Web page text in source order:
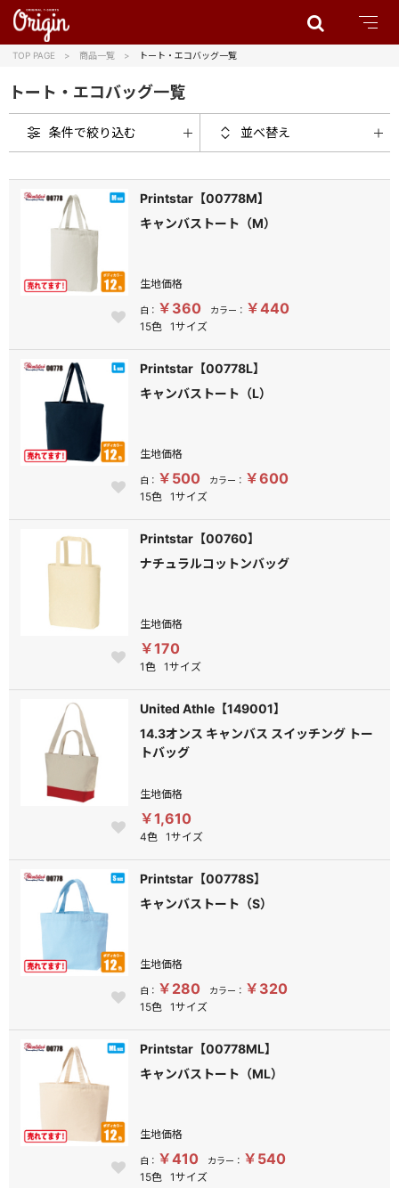
TOP PAGE 商品一覧 トート・エコバッグ一覧
トート・エコバッグ一覧
条件で絞り込む 並べ替え
Printstar【00778M】
キャンバストート（M）
生地価格
白： ￥360 カラー： ￥440
15色 1サイズ
Printstar【00778L】
キャンバストート（L）
生地価格
白： ￥500 カラー： ￥600
15色 1サイズ
Printstar【00760】
ナチュラルコットンバッグ
生地価格
￥170
1色 1サイズ
United Athle【149001】
14.3オンス キャンバス スイッチング トー
トバッグ
生地価格
￥1,610
4色 1サイズ
Printstar【00778S】
キャンバストート（S）
生地価格
白： ￥280 カラー： ￥320
15色 1サイズ
Printstar【00778ML】
キャンバストート（ML）
生地価格
白： ￥410 カラー： ￥540
15色 1サイズ